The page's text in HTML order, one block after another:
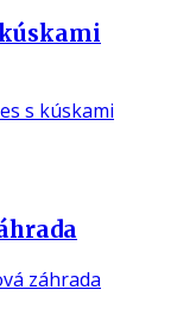
s kúskami
záhrada